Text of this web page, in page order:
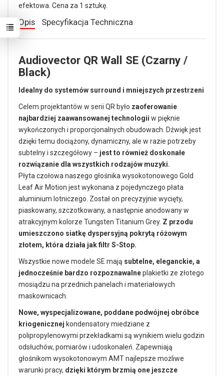
efektowa. Cena za 1 sztukę.
Opis Specyfikacja Techniczna
Audiovector QR Wall SE (Czarny /
Black)
Idealny do systemów surround i mniejszych przestrzeni
Celem projektantów w serii QR było zaoferowanie
najbardziej zaawansowanej technologii w pięknie
wykończonych i proporcjonalnych obudowach. Dźwięk jest
dzięki temu dociążony, dynamiczny, ale w razie potrzeby
subtelny i szczegółowy – jest to również doskonałe
rozwiązanie dla wszystkich rodzajów muzyki.
Płyta czołowa naszego głośnika wysokotonowego Gold
Leaf Air Motion jest wykonana z pojedynczego płata
aluminium lotniczego. Został on precyzyjnie wycięty,
piaskowany, szczotkowany, a następnie anodowany w
atrakcyjnym kolorze Tungsten Titanium Grey. Z przodu
umieszczono siatkę dyspersyjną pokrytą różowym
złotem, która działa jak filtr S-Stop.
Wszystkie nowe modele SE mają subtelne, eleganckie, a
jednocześnie bardzo rozpoznawalneplakietki ze złotego
mosiądzu na przednich panelach i materiałowych
maskownicach.
Nowe, wyspecjalizowane, poddane podwójnej obróbce
kriogenicznej kondensatory miedziane z
polipropylenowymi przekładkami są wynikiem wielu godzin
odsłuchów, pomiarów i udoskonaleń. Zapewniają
głośnikom wysokotonowym AMT najlepsze możliwe
warunki pracy, dzięki którym brzmią one jeszcze